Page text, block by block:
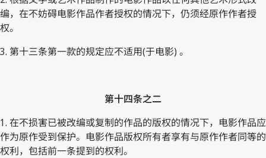
编，在不妨碍电影作品作者授权的情况下，仍须经原作作者授
权。
3. 第十三条第一款的规定应不适用(于电影) 。
第十四条之二
1. 在不损害已被改编或复制的作品的版权的情况下，电影作品应
作为原作受到保护。电影作品版权所有者享有与原作作者同等的
权利，包括前一条提到的权利。